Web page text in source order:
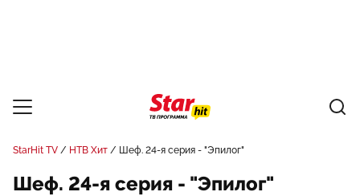
StarHit TV НТВ Хит Шеф. 24-я серия - "Эпилог"
Шеф. 24-я серия - "Эпилог"